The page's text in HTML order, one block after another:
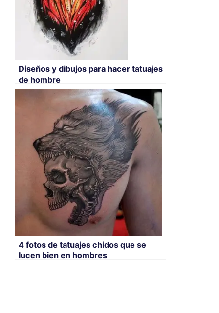
Diseños y dibujos para hacer tatuajes
de hombre
4 fotos de tatuajes chidos que se
lucen bien en hombres